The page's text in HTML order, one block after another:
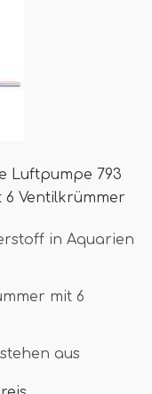
Luftpumpe 793
6 Ventilkrümmer
in Aquarien
mit 6
aus